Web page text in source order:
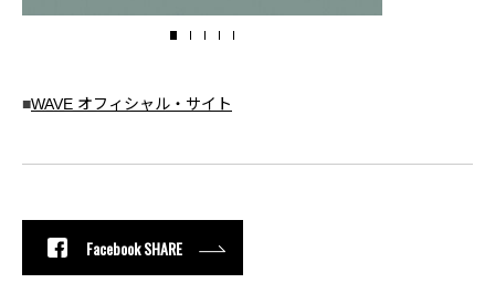
■WAVE オフィシャル・サイト
Facebook SHARE